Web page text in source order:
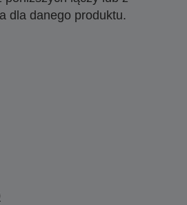
dla danego produktu.